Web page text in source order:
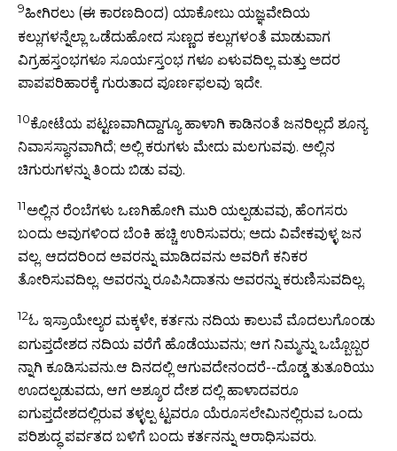
9ಹೀಗಿರಲು (ಈ ಕಾರಣದಿಂದ) ಯಾಕೋಬು ಯಜ್ಞವೇದಿಯ
ಕಲ್ಲುಗಳನ್ನೆಲ್ಲಾ ಒಡೆದುಹೋದ ಸುಣ್ಣದ ಕಲ್ಲುಗಳಂತೆ ಮಾಡುವಾಗ
ವಿಗ್ರಹಸ್ತಂಭಗಳೂ ಸೂರ್ಯಸ್ತಂಭ ಗಳೂ ಏಳುವದಿಲ್ಲ ಮತ್ತು ಅದರ
ಪಾಪಪರಿಹಾರಕ್ಕೆ ಗುರುತಾದ ಪೂರ್ಣಫಲವು ಇದೇ.
10ಕೋಟೆಯ ಪಟ್ಟಣವಾಗಿದ್ದಾಗ್ಯೂ ಹಾಳಾಗಿ ಕಾಡಿನಂತೆ ಜನರಿಲ್ಲದೆ ಶೂನ್ಯ
ನಿವಾಸಸ್ಥಾನವಾಗಿದೆ; ಅಲ್ಲಿ ಕರುಗಳು ಮೇದು ಮಲಗುವವು. ಅಲ್ಲಿನ
ಚಿಗುರುಗಳನ್ನು ತಿಂದು ಬಿಡು ವವು.
11ಅಲ್ಲಿನ ರೆಂಬೆಗಳು ಒಣಗಿಹೋಗಿ ಮುರಿ ಯಲ್ಪಡುವವು, ಹೆಂಗಸರು
ಬಂದು ಅವುಗಳಿಂದ ಬೆಂಕಿ ಹಚ್ಚಿ ಉರಿಸುವರು; ಅದು ವಿವೇಕವುಳ್ಳ ಜನ
ವಲ್ಲ. ಆದದರಿಂದ ಅವರನ್ನು ಮಾಡಿದವನು ಅವರಿಗೆ ಕನಿಕರ
ತೋರಿಸುವದಿಲ್ಲ. ಅವರನ್ನು ರೂಪಿಸಿದಾತನು ಅವರನ್ನು ಕರುಣಿಸುವದಿಲ್ಲ.
12ಓ ಇಸ್ರಾಯೇಲ್ಯರ ಮಕ್ಕಳೇ, ಕರ್ತನು ನದಿಯ ಕಾಲುವೆ ಮೊದಲುಗೊಂಡು
ಐಗುಪ್ತದೇಶದ ನದಿಯ ವರೆಗೆ ಹೊಡೆಯುವನು; ಆಗ ನಿಮ್ಮನ್ನು ಒಬ್ಬೊಬ್ಬರ
ನ್ನಾಗಿ ಕೂಡಿಸುವನು.ಆ ದಿನದಲ್ಲಿ ಆಗುವದೇನಂದರೆ--ದೊಡ್ಡ ತುತೂರಿಯು
ಊದಲ್ಪಡುವದು, ಆಗ ಅಶ್ಶೂರ ದೇಶ ದಲ್ಲಿ ಹಾಳಾದವರೂ
ಐಗುಪ್ತದೇಶದಲ್ಲಿರುವ ತಳ್ಳಲ್ಪ ಟ್ಟವರೂ ಯೆರೂಸಲೇಮಿನಲ್ಲಿರುವ ಒಂದು
ಪರಿಶುದ್ಧ ಪರ್ವತದ ಬಳಿಗೆ ಬಂದು ಕರ್ತನನ್ನು ಆರಾಧಿಸುವರು.